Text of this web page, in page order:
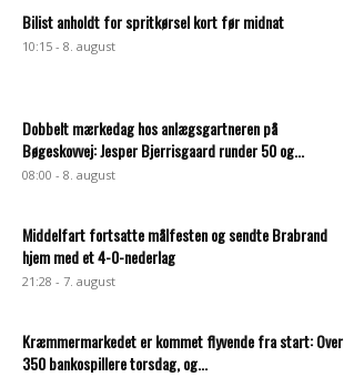
Bilist anholdt for spritkørsel kort før midnat
10:15 - 8. august
Dobbelt mærkedag hos anlægsgartneren på
Bøgeskovvej: Jesper Bjerrisgaard runder 50 og...
08:00 - 8. august
Middelfart fortsatte målfesten og sendte Brabrand
hjem med et 4-0-nederlag
21:28 - 7. august
Kræmmermarkedet er kommet flyvende fra start: Over
350 bankospillere torsdag, og...